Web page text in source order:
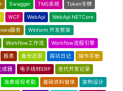
Swagger TMS系统 Token令牌
WCF WebApi WebApi NETCore
服务 Winform 开发框架
Workflow工作流 Workflow流程引擎
报表 备份还原 踩坑日记 操作手册
成器 电子线材ERP 迭代开发记录
海康威视考勤 基础资料窗体 架构设计